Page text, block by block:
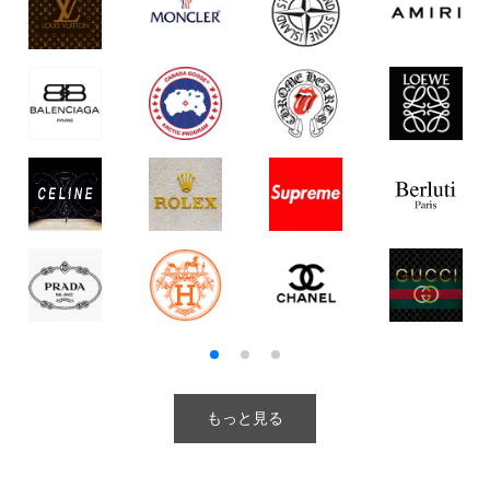
もっと見る